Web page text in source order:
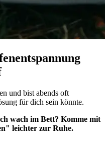
und bist abends oft
für dich sein könnte.
wach im Bett? Komme mit
leichter zur Ruhe.